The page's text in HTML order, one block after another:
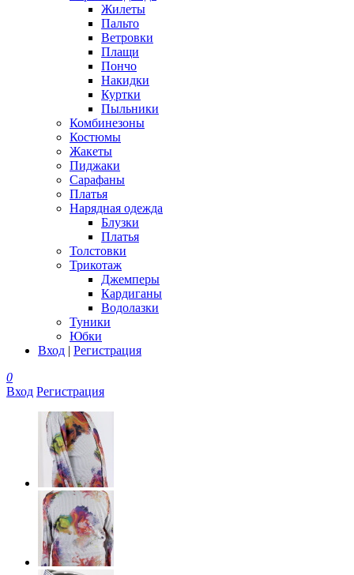
Жилеты
Пальто
Ветровки
Плащи
Пончо
Накидки
Куртки
Пыльники
Комбинезоны
Костюмы
Жакеты
Пиджаки
Сарафаны
Платья
Нарядная одежда
Блузки
Платья
Толстовки
Трикотаж
Джемперы
Кардиганы
Водолазки
Туники
Юбки
Вход | Регистрация
0
Вход Регистрация